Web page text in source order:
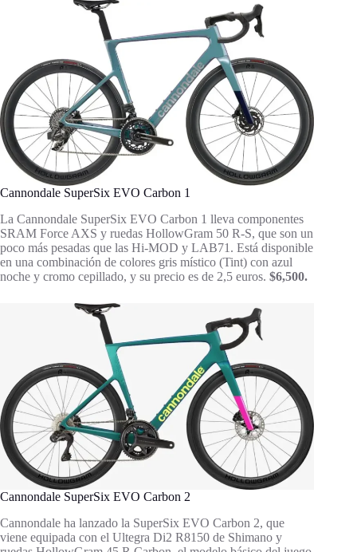
Cannondale SuperSix EVO Carbon 1
La Cannondale SuperSix EVO Carbon 1 lleva componentes
SRAM Force AXS y ruedas HollowGram 50 R-S, que son un
poco más pesadas que las Hi-MOD y LAB71. Está disponible
en una combinación de colores gris místico (Tint) con azul
noche y cromo cepillado, y su precio es de 2,5 euros. $6,500.
Cannondale SuperSix EVO Carbon 2
Cannondale ha lanzado la SuperSix EVO Carbon 2, que
viene equipada con el Ultegra Di2 R8150 de Shimano y